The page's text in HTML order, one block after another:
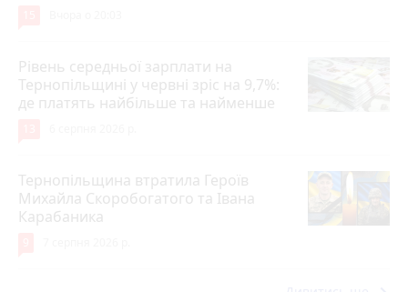
Рівень середньої зарплати на
Тернопільщині у червні зріс на 9,7%:
де платять найбільше та найменше
Тернопільщина втратила Героїв
Михайла Скоробогатого та Івана
Карабаника